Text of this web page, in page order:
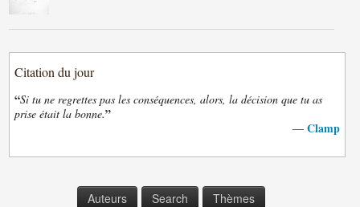
Citation du jour
“Si tu ne regrettes pas les conséquences, alors, la décision que tu as
prise était la bonne.”
— Clamp
Auteurs Search Thèmes